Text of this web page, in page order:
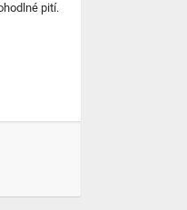
pití.